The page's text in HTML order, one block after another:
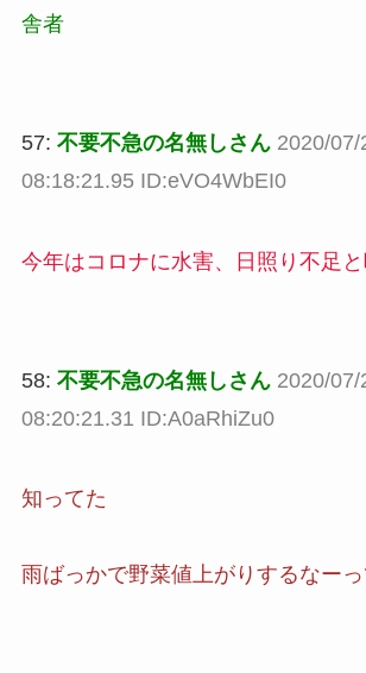
舎者
57: 不要不急の名無しさん 2020/07/
08:18:21.95 ID:eVO4WbEI0
今年はコロナに水害、日照り不足
58: 不要不急の名無しさん 2020/07/
08:20:21.31 ID:A0aRhiZu0
知ってた
雨ばっかで野菜値上がりするなーっ